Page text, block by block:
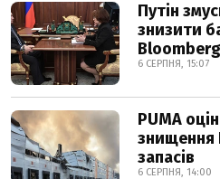
Путін
знизити
Bloomberg
6 СЕРПНЯ, 15:07
PUMA
знищення
запасів
6 СЕРПНЯ, 14:00